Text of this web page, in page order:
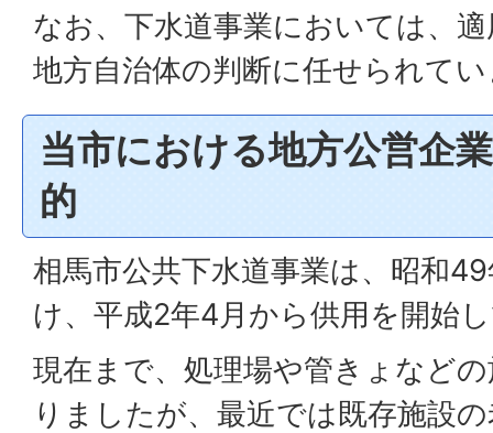
なお、下水道事業においては、
地方自治体の判断に任せられて
当市における地方公営企
的
相馬市公共下水道事業は、昭和
け、平成2年4月から供用を開始
現在まで、処理場や管きょなど
りましたが、最近では既存施設